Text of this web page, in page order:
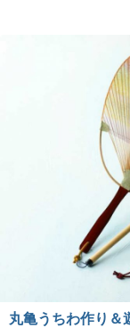
丸亀うちわ作り＆